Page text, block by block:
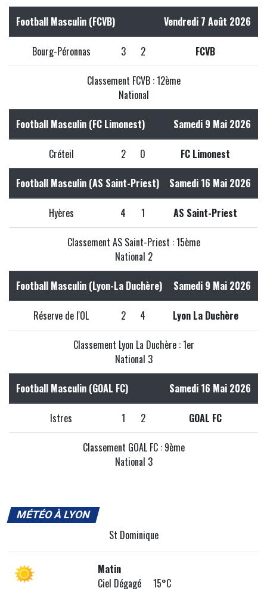
Football Masculin (FCVB) Vendredi 7 Août 2026
Bourg-Péronnas 3 2 FCVB
Classement FCVB : 12ème
National
Football Masculin (FC Limonest) Samedi 9 Mai 2026
Créteil 2 0 FC Limonest
Football Masculin (AS Saint-Priest) Samedi 16 Mai 2026
Hyères 4 1 AS Saint-Priest
Classement AS Saint-Priest : 15ème
National 2
Football Masculin (Lyon-La Duchère) Samedi 9 Mai 2026
Réserve de l'OL 2 4 Lyon La Duchère
Classement Lyon La Duchère : 1er
National 3
Football Masculin (GOAL FC) Samedi 16 Mai 2026
Istres 1 2 GOAL FC
Classement GOAL FC : 9ème
National 3
MÉTÉO À LYON
St Dominique
Matin
Ciel Dégagé 15°C